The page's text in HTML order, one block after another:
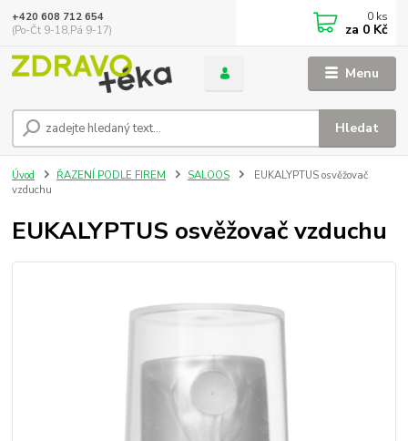
Menu
Hledat
+420 608 712 654
(Po-Čt 9-18,Pá 9-17)
0 ks
za 0 Kč
Úvod ŘAZENÍ PODLE FIREM SALOOS
EUKALYPTUS osvěžovač
vzduchu
EUKALYPTUS osvěžovač vzduchu